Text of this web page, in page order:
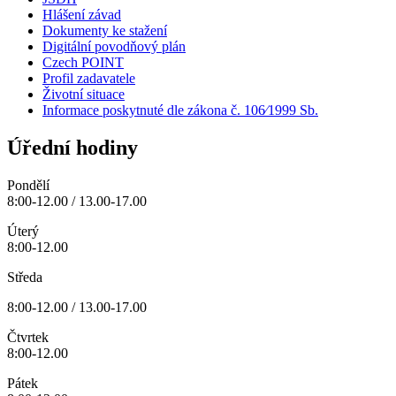
Hlášení závad
Dokumenty ke stažení
Digitální povodňový plán
Czech POINT
Profil zadavatele
Životní situace
Informace poskytnuté dle zákona č. 106⁄1999 Sb.
Úřední hodiny
Pondělí
8:00-12.00 / 13.00-17.00
Úterý
8:00-12.00
Středa
8:00-12.00 / 13.00-17.00
Čtvrtek
8:00-12.00
Pátek